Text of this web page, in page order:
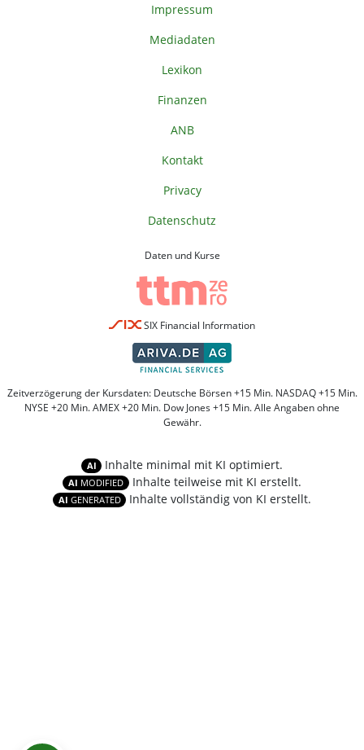
Impressum
Mediadaten
Lexikon
Finanzen
ANB
Kontakt
Privacy
Datenschutz
Daten und Kurse
SIX Financial Information
Zeitverzögerung der Kursdaten: Deutsche Börsen +15 Min. NASDAQ +15 Min.
NYSE +20 Min. AMEX +20 Min. Dow Jones +15 Min. Alle Angaben ohne
Gewähr.
AI Inhalte minimal mit KI optimiert.
AI MODIFIED Inhalte teilweise mit KI erstellt.
AI GENERATED Inhalte vollständig von KI erstellt.